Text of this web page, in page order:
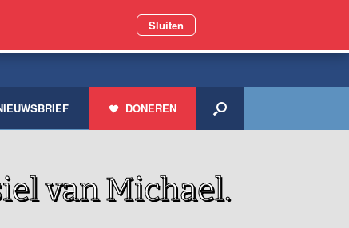
DONEREN
van Michael.
Sluiten